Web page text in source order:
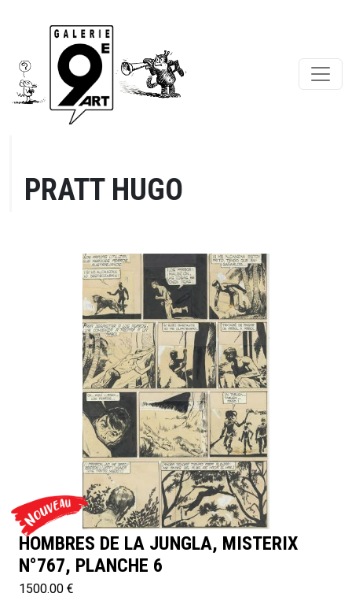
PRATT HUGO
HOMBRES DE LA JUNGLA, MISTERIX
N°767, PLANCHE 6
1500.00 €